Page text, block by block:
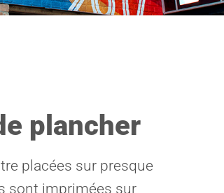
plancher
placées sur presque
sont imprimées sur